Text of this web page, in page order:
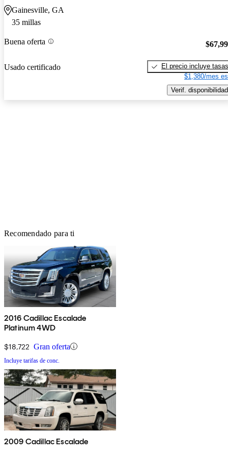
Gainesville, GA
35 millas
Buena oferta
Usado certificado
El precio incluye tasas
$1,380/mes
Verif. disponibilidad
Recomendado para ti
2016 Cadillac Escalade
Platinum 4WD
$18,722 Gran oferta
Incluye tarifas de conc.
2009 Cadillac Escalade